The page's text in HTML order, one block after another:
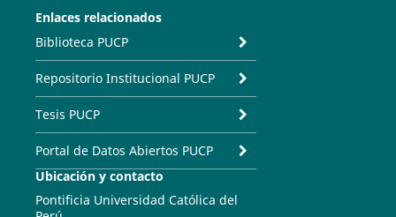
Enlaces relacionados
Biblioteca PUCP
Repositorio Institucional PUCP
Tesis PUCP
Portal de Datos Abiertos PUCP
Ubicación y contacto
Pontificia Universidad Católica del